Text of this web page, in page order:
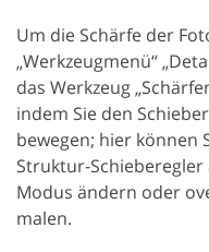
Um die Schärfe der
„Werkzeugmenü“
das Werkzeug
indem Sie den
bewegen; hier können
Struktur-Schieberegler
Modus ändern oder
malen.